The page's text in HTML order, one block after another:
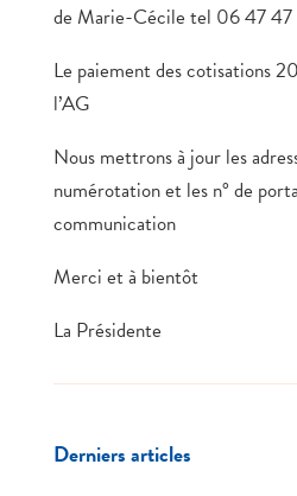
de Marie-Cécile tel 06 47 47
Le paiement des cotisations
l’AG
Nous mettrons à jour les
numérotation et les n° de
communication
Merci et à bientôt
La Présidente
Derniers articles